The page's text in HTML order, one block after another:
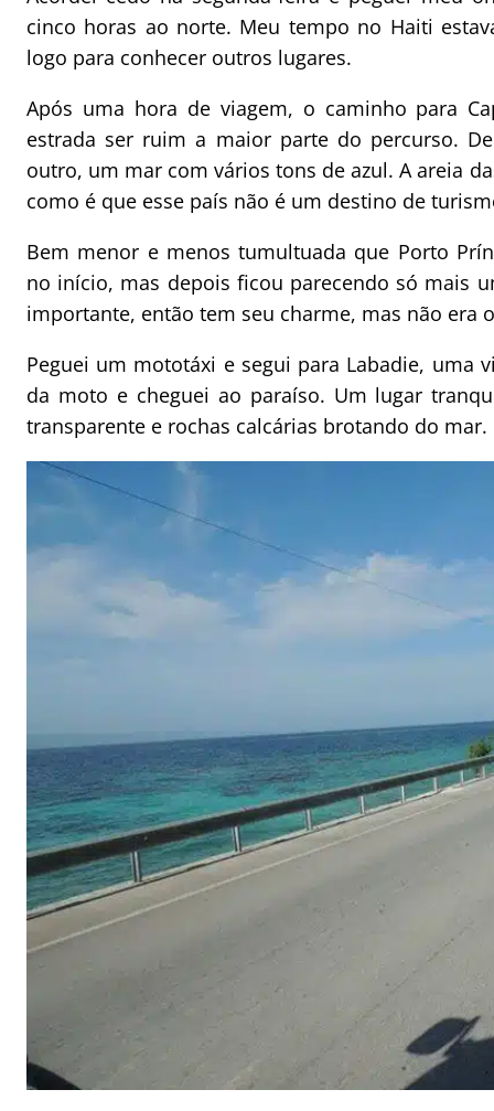
cinco horas ao norte. Meu tempo no Haiti
logo para conhecer outros lugares.
Após uma hora de viagem, o caminho para
estrada ser ruim a maior parte do percurso.
outro, um mar com vários tons de azul. A areia
como é que esse país não é um destino de
Bem menor e menos tumultuada que Porto
no início, mas depois ficou parecendo só mais
importante, então tem seu charme, mas não era
Peguei um mototáxi e segui para Labadie, uma
da moto e cheguei ao paraíso. Um lugar
transparente e rochas calcárias brotando do mar.